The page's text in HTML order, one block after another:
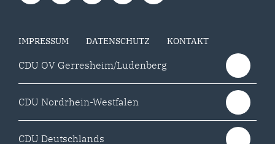
IMPRESSUM DATENSCHUTZ KONTAKT
CDU OV Gerresheim/Ludenberg
CDU Nordrhein-Westfalen
CDU Deutschlands